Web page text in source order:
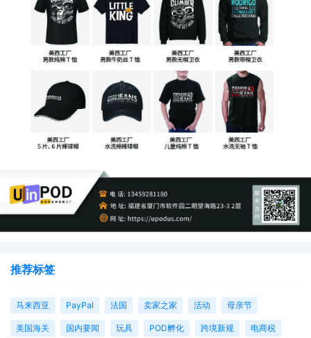
推荐标签
马来西亚 PayPal 法国 卖家之家 活动 母亲节
美国海关 国内要闻 玩具 POD孵化 跨境新规 电商税